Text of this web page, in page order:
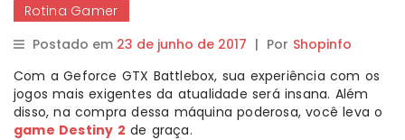
Rotina Gamer
Postado em 23 de junho de 2017 | Por Shopinfo
Com a Geforce GTX Battlebox, sua experiência com os
jogos mais exigentes da atualidade será insana. Além
disso, na compra dessa máquina poderosa, você leva o
game Destiny 2 de graça.